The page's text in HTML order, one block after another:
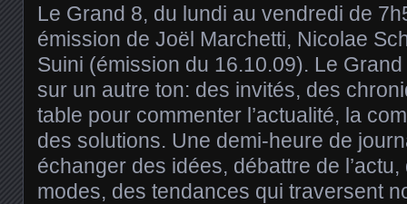
Le Grand 8, du lundi au vendredi de
émission de Joël Marchetti, Nicolae
Suini (émission du 16.10.09). Le Grand
sur un autre ton: des invités, des
table pour commenter l’actualité, la
des solutions. Une demi-heure de
échanger des idées, débattre de
modes, des tendances qui traversent